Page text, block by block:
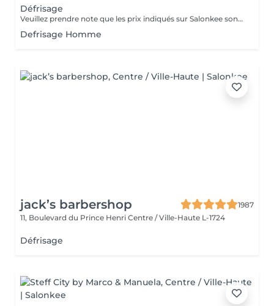
Défrisage
Veuillez prendre note que les prix indiqués sur Salonkee sont communiqués à titre informatif et s'entendent de base. Ces derniers sont susceptibles de varier selon le diagnostic réalisé à votre arrivée au salon et l'expertise du professionnel à qui vous confiez votre beauté. Dans tous les cas, un devis précis vous sera proposé et toutes réalisations de prestations seront effectuées avec votre accord. Un grand merci d'avance pour votre compréhension. Au plaisir de vous recevoir très vite.
Defrisage Homme
jack’s barbershop
1987
11, Boulevard du Prince Henri Centre / Ville-Haute L-1724
Défrisage